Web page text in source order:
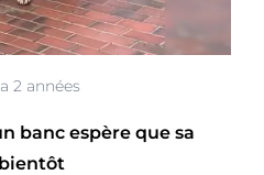
2 années
banc espère que sa